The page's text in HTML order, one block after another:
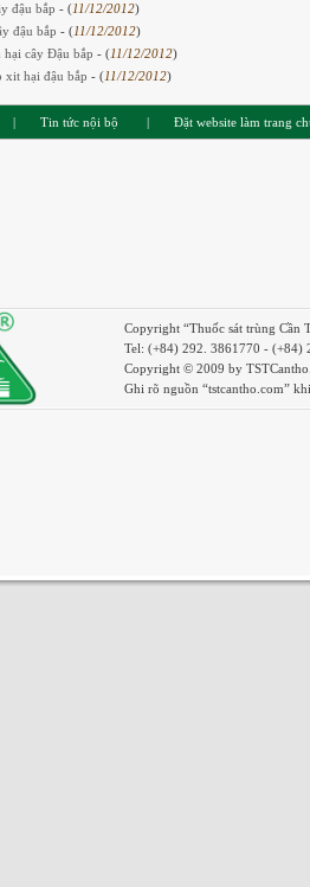
đậu bắp - (11/12/2012)
đậu bắp - (11/12/2012)
hại cây Đậu bắp - (11/12/2012)
xit hại đậu bắp - (11/12/2012)
| Tin tức nội bộ | Đặt website làm trang
Copyright “Thuốc sát trùng Cần
Tel: (+84) 292. 3861770 - (+84)
Copyright © 2009 by
Ghi rõ nguồn “tstcantho.com”